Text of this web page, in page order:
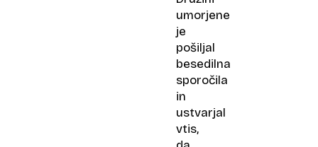
umorjene
je
pošiljal
besedilna
sporočila
in
ustvarjal
vtis,